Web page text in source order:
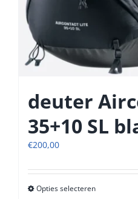
deuter
35+10 SL
€200,00
Opties selecterenDit